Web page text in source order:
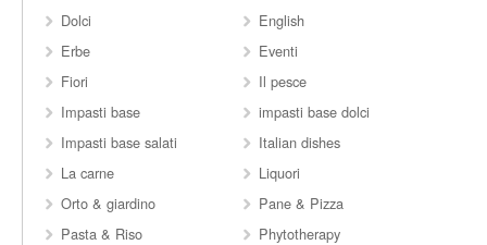
Dolci
English
Erbe
Eventi
Fiori
Il pesce
Impasti base
impasti base dolci
Impasti base salati
Italian dishes
La carne
Liquori
Orto & giardino
Pane & Pizza
Pasta & Riso
Phytotherapy